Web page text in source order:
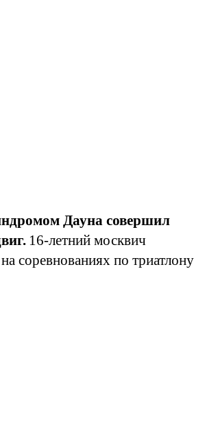
Дауна совершил
16-летний москвич
соревнованиях по триатлону